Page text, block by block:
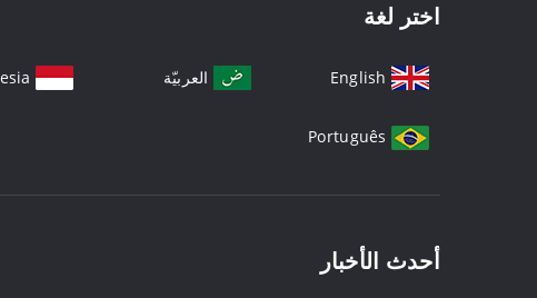
اختر لغة
English العربيّة
Português
أحدث الأخبار